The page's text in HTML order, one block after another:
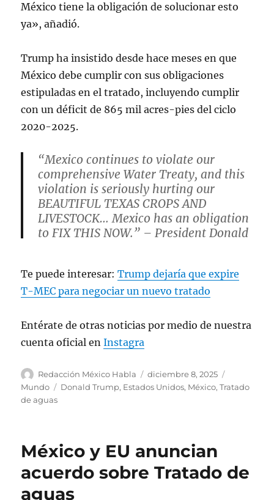
México tiene la obligación de solucionar esto
ya», añadió.
Trump ha insistido desde hace meses en que
México debe cumplir con sus obligaciones
estipuladas en el tratado, incluyendo cumplir
con un déficit de 865 mil acres-pies del ciclo
2020-2025.
“Mexico continues to violate our
comprehensive Water Treaty, and this
violation is seriously hurting our
BEAUTIFUL TEXAS CROPS AND
LIVESTOCK… Mexico has an obligation
to FIX THIS NOW.” – President Donald
— The White House (@WhiteHouse)
Te puede interesar:Trump dejaría que expire
T-MEC para negociar un nuevo tratado
Entérate de otras noticias por medio de nuestra
cuenta oficial enInstagra
A
u
t
Redacción México Habla
P
u
a
o
diciembre 8, 2025
a
a
Mundo
E
e
a
s
Donald Trump, Estados Unidos, México,Tratado
de aguas
México y EU anuncian
acuerdo sobre Tratado de
aguas